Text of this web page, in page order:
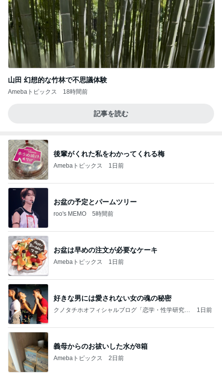
山田 幻想的な竹林で不思議体験
Amebaトピックス 18時間前
記事を読む
後輩がくれた私をわかってくれる梅
Amebaトピックス 1日前
お盆の予定とパームツリー
roo's MEMO 5時間前
お盆は早めの注文が必要なケーキ
Amebaトピックス 1日前
好きな男には愛されない女の魂の秘密
クノタチホオフィシャルブログ「恋学・性学研究
1日前
義母からのお祓いした水が8箱
Amebaトピックス 2日前